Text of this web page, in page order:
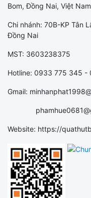
Bom, Đồng Nai, Việt Nam
Chi nhánh: 70B-KP Tân
Đồng Nai
MST: 3603238375
Hotline: 0933 775 345 -
Gmail:
Website: https://